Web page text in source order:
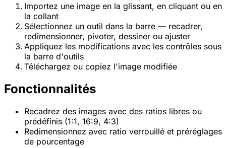
Importez une image en la glissant, en cliquant ou en
la collant
Sélectionnez un outil dans la barre — recadrer,
redimensionner, pivoter, dessiner ou ajuster
Appliquez les modifications avec les contrôles sous
la barre d'outils
Téléchargez ou copiez l'image modifiée
Fonctionnalités
Recadrez des images avec des ratios libres ou
prédéfinis (1:1, 16:9, 4:3)
Redimensionnez avec ratio verrouillé et préréglages
de pourcentage